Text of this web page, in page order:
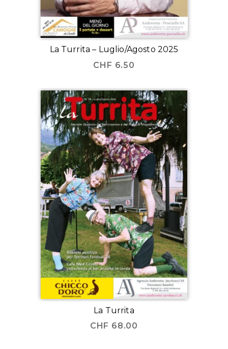
La Turrita – Luglio/Agosto 2025
CHF 6.50
La Turrita
CHF 68.00